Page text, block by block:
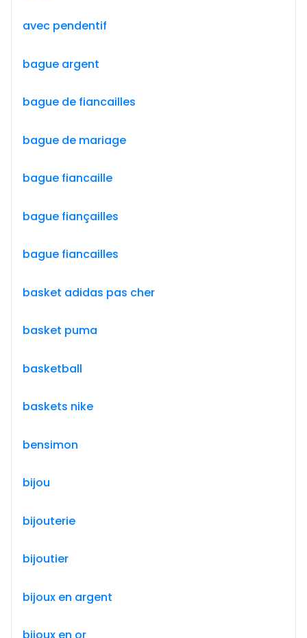
avec pendentif
bague argent
bague de fiancailles
bague de mariage
bague fiancaille
bague fiançailles
bague fiancailles
basket adidas pas cher
basket puma
basketball
baskets nike
bensimon
bijou
bijouterie
bijoutier
bijoux en argent